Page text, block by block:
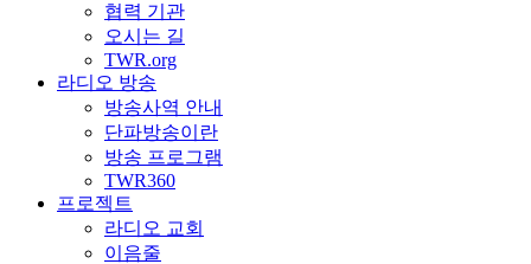
협력 기관
오시는 길
TWR.org
라디오 방송
방송사역 안내
단파방송이란
방송 프로그램
TWR360
프로젝트
라디오 교회
이음줄